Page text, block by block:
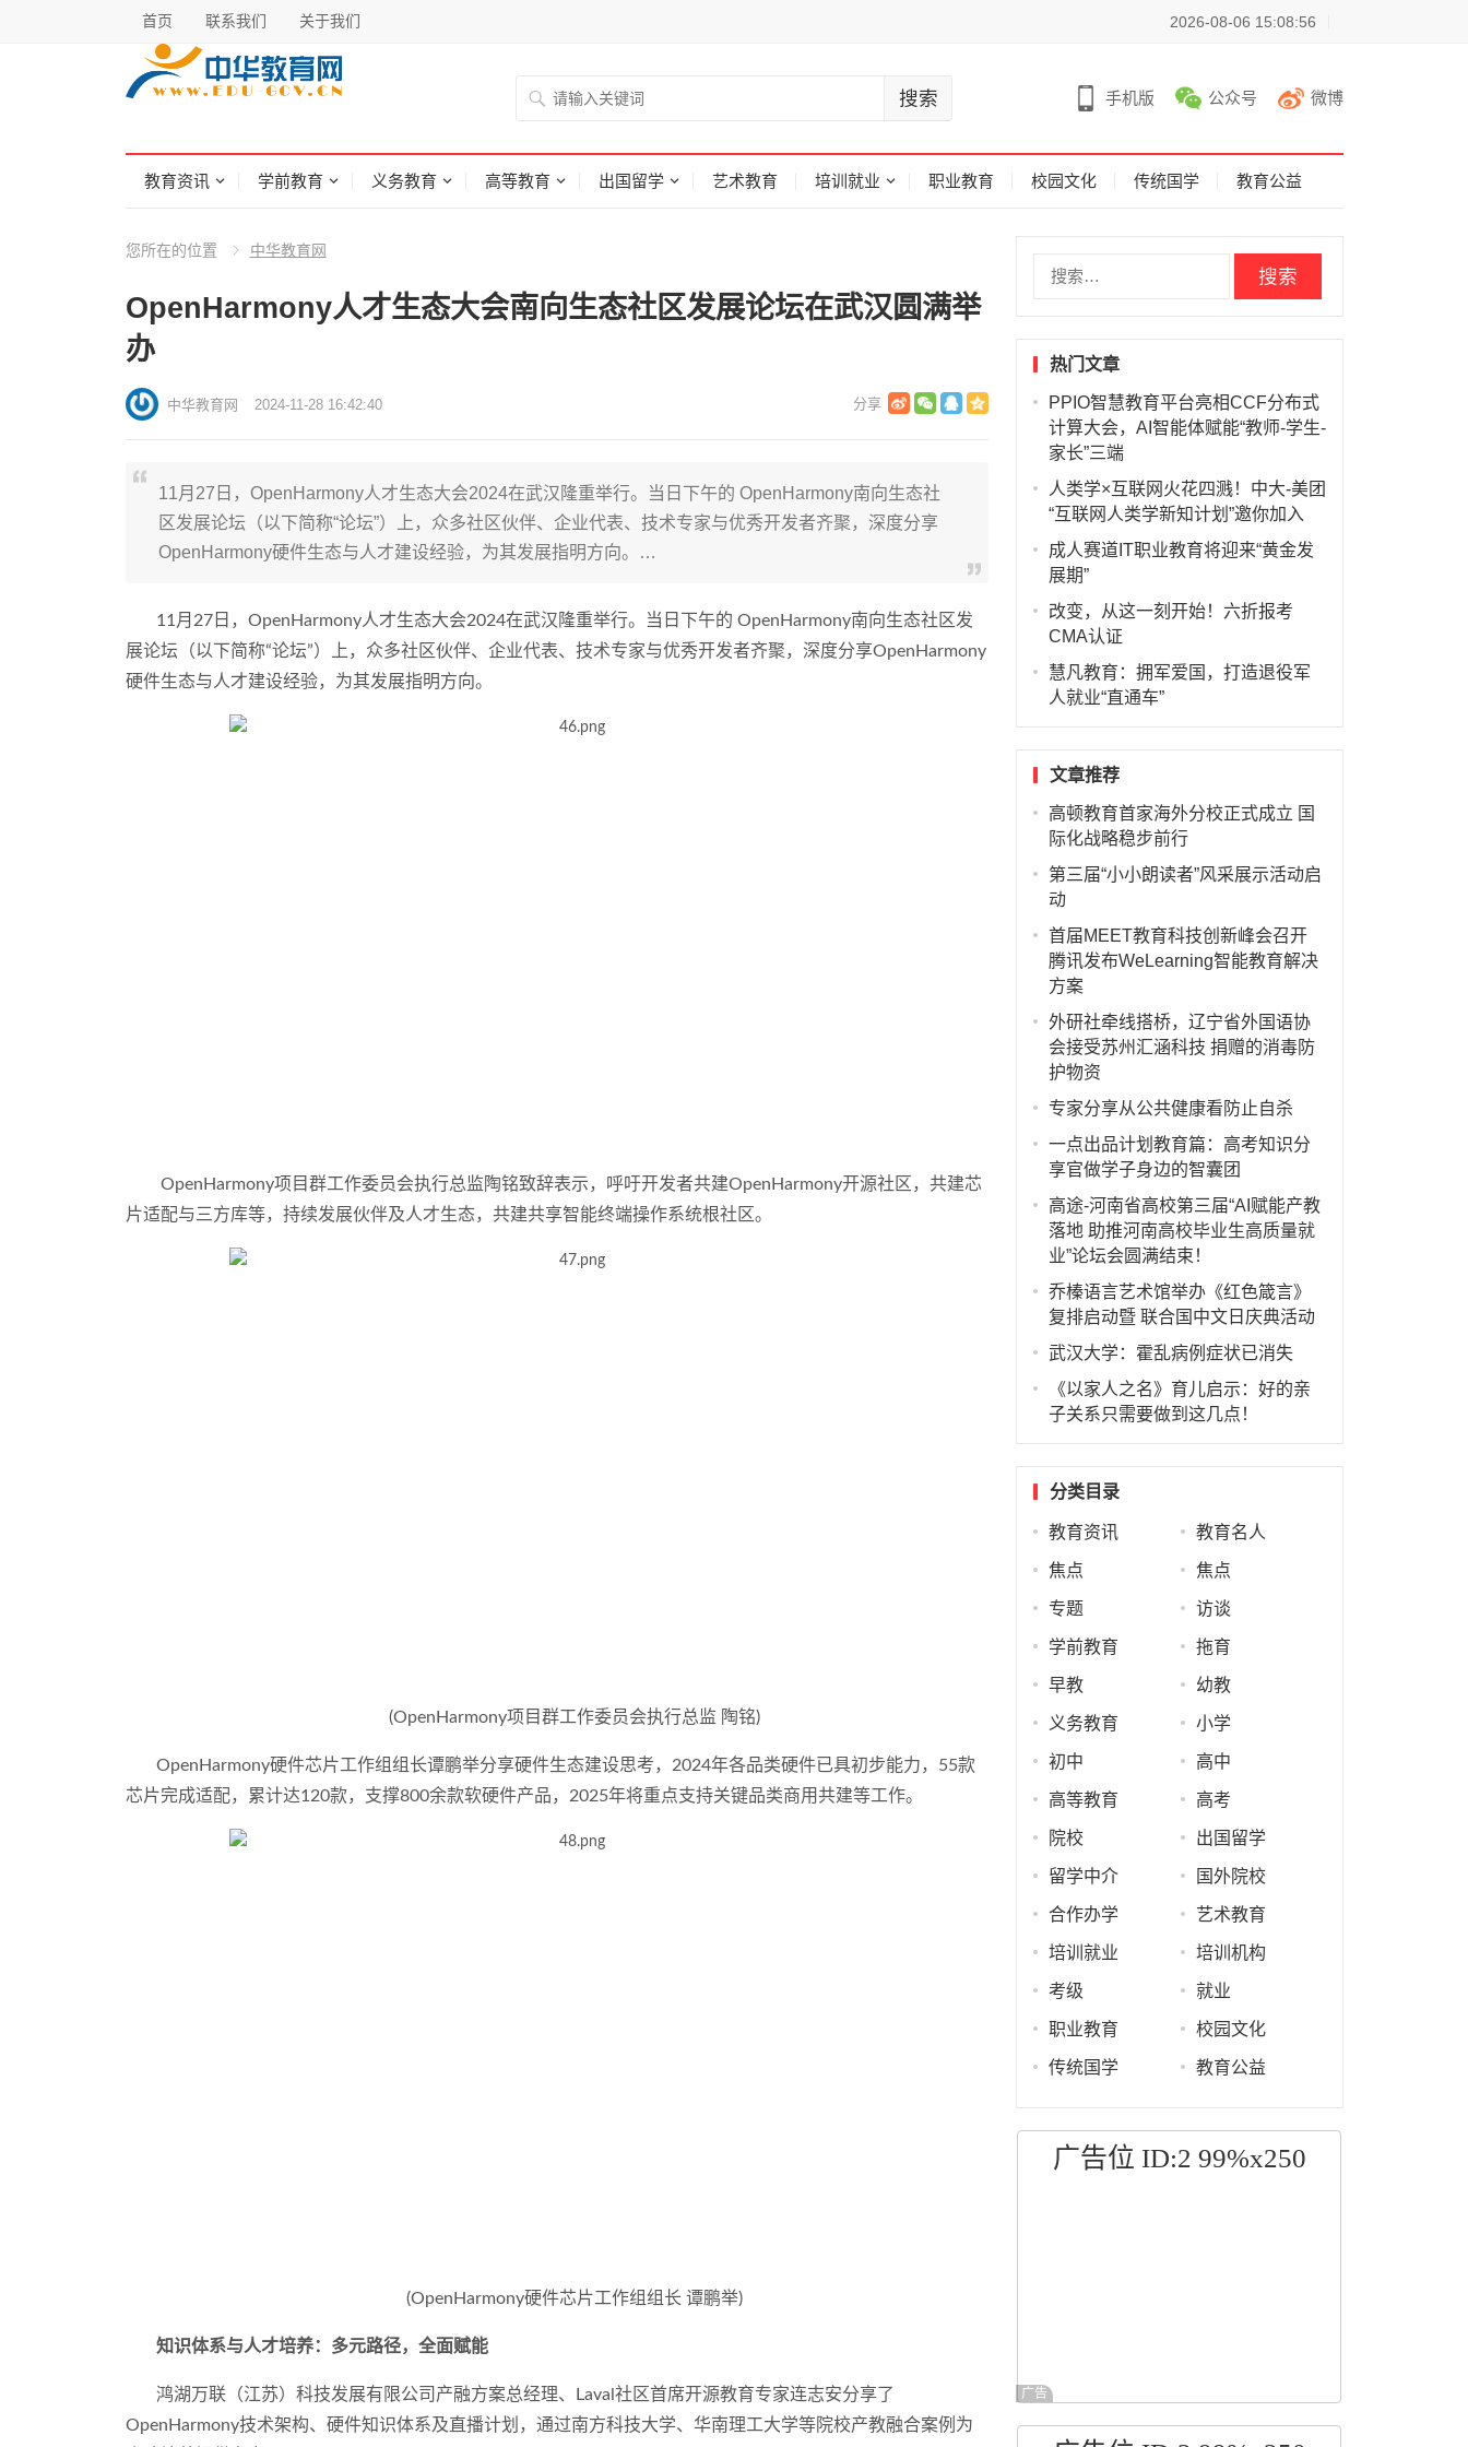
首页 联系我们 关于我们 2026-08-06 15:08:56
手机版 公众号 微博
教育资讯 学前教育 义务教育 高等教育 出国留学 艺术教育 培训就业 职业教育 校园文化 传统国学 教育公益
您所在的位置 中华教育网
OpenHarmony人才生态大会南向生态社区发展论坛在武汉圆满举
办
中华教育网 2024-11-28 16:42:40
11月27日，OpenHarmony人才生态大会2024在武汉隆重举行。当日下午的 OpenHarmony南向生态社
区发展论坛（以下简称“论坛”）上，众多社区伙伴、企业代表、技术专家与优秀开发者齐聚，深度分享
OpenHarmony硬件生态与人才建设经验，为其发展指明方向。…
11月27日，OpenHarmony人才生态大会2024在武汉隆重举行。当日下午的 OpenHarmony南向生态社区发
展论坛（以下简称“论坛”）上，众多社区伙伴、企业代表、技术专家与优秀开发者齐聚，深度分享OpenHarmony
硬件生态与人才建设经验，为其发展指明方向。
OpenHarmony项目群工作委员会执行总监陶铭致辞表示，呼吁开发者共建OpenHarmony开源社区，共建芯
片适配与三方库等，持续发展伙伴及人才生态，共建共享智能终端操作系统根社区。
(OpenHarmony项目群工作委员会执行总监 陶铭)
OpenHarmony硬件芯片工作组组长谭鹏举分享硬件生态建设思考，2024年各品类硬件已具初步能力，55款
芯片完成适配，累计达120款，支撑800余款软硬件产品，2025年将重点支持关键品类商用共建等工作。
(OpenHarmony硬件芯片工作组组长 谭鹏举)
知识体系与人才培养：多元路径，全面赋能
鸿湖万联（江苏）科技发展有限公司产融方案总经理、Laval社区首席开源教育专家连志安分享了
OpenHarmony技术架构、硬件知识体系及直播计划，通过南方科技大学、华南理工大学等院校产教融合案例为
热门文章
PPIO智慧教育平台亮相CCF分布式
计算大会，AI智能体赋能“教师-学生-
家长”三端
人类学×互联网火花四溅！中大-美团
“互联网人类学新知计划”邀你加入
成人赛道IT职业教育将迎来“黄金发
展期”
改变，从这一刻开始！六折报考
CMA认证
慧凡教育：拥军爱国，打造退役军
人就业“直通车”
文章推荐
高顿教育首家海外分校正式成立 国
际化战略稳步前行
第三届“小小朗读者”风采展示活动启
动
首届MEET教育科技创新峰会召开
腾讯发布WeLearning智能教育解决
方案
外研社牵线搭桥，辽宁省外国语协
会接受苏州汇涵科技 捐赠的消毒防
护物资
专家分享从公共健康看防止自杀
一点出品计划教育篇：高考知识分
享官做学子身边的智囊团
高途-河南省高校第三届“AI赋能产教
落地 助推河南高校毕业生高质量就
业”论坛会圆满结束！
乔榛语言艺术馆举办《红色箴言》
复排启动暨 联合国中文日庆典活动
武汉大学：霍乱病例症状已消失
《以家人之名》育儿启示：好的亲
子关系只需要做到这几点！
分类目录
教育资讯 教育名人
焦点 焦点
专题 访谈
学前教育 拖育
早教 幼教
义务教育 小学
初中 高中
高等教育 高考
院校 出国留学
留学中介 国外院校
合作办学 艺术教育
培训就业 培训机构
考级 就业
职业教育 校园文化
传统国学 教育公益
广告位 ID:2 99%x250
广告